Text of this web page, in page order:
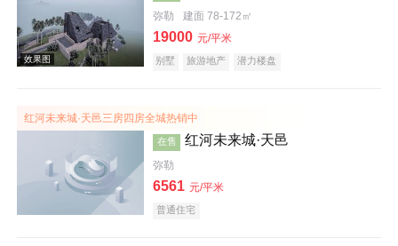
效果图
弥勒 建面 78-172㎡
19000 元/平米
别墅 旅游地产 潜力楼盘
红河未来城·天邑三房四房全城热销中
在售 红河未来城·天邑
弥勒
6561 元/平米
普通住宅